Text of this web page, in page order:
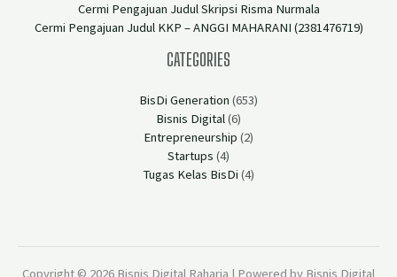
Cermi Pengajuan Judul Skripsi Risma Nurmala
Cermi Pengajuan Judul KKP – ANGGI MAHARANI (2381476719)
CATEGORIES
BisDi Generation (653)
Bisnis Digital (6)
Entrepreneurship (2)
Startups (4)
Tugas Kelas BisDi (4)
Copyright © 2026 Bisnis Digital Raharja | Powered by Bisnis Digital